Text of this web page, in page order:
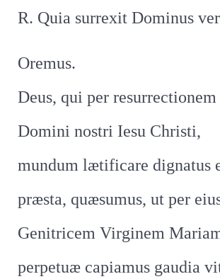
R. Quia surrexit Dominus
Oremus.
Deus, qui per
Domini nostri Iesu Christi,
mundum lætificare dignatus
præsta, quæsumus, ut per
Genitricem Virginem
perpetuæ capiamus gaudia